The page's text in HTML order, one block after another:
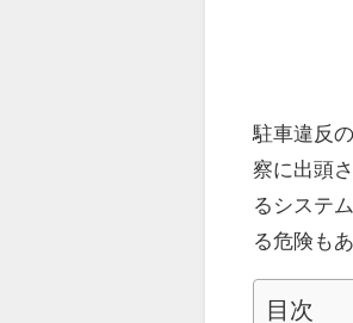
駐車違反
察に出頭
るシステ
る危険も
目次